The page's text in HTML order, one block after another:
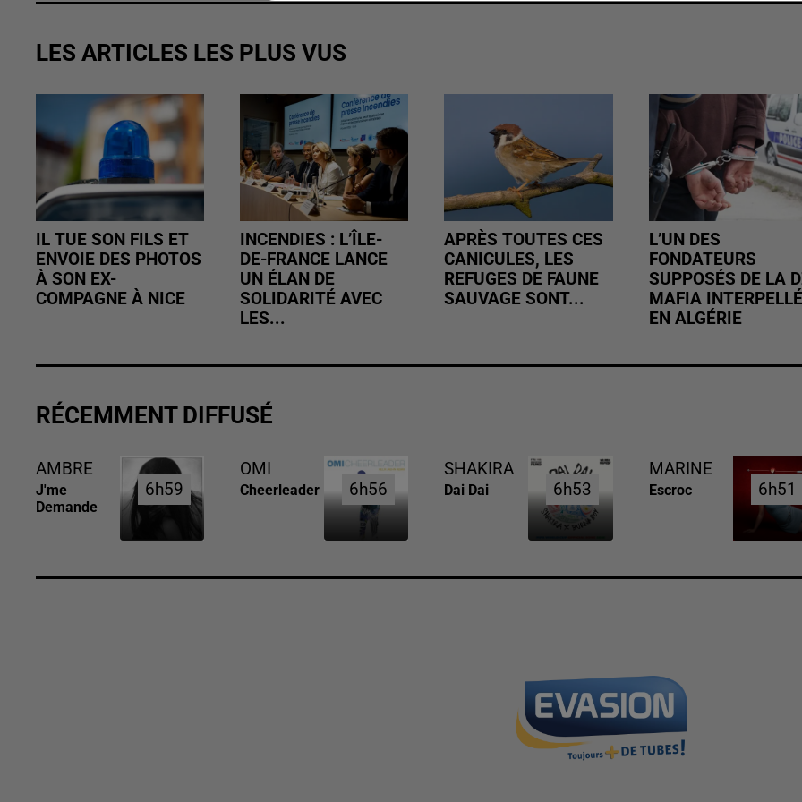
LES ARTICLES LES PLUS VUS
IL TUE SON FILS ET
ENVOIE DES PHOTOS
À SON EX-
COMPAGNE À NICE
INCENDIES : L’ÎLE-
DE-FRANCE LANCE
UN ÉLAN DE
SOLIDARITÉ AVEC
LES...
APRÈS TOUTES CES
CANICULES, LES
REFUGES DE FAUNE
SAUVAGE SONT...
L’UN DES
FONDATEURS
SUPPOSÉS DE LA
MAFIA INTERPELLÉ
EN ALGÉRIE
RÉCEMMENT DIFFUSÉ
AMBRE
J'me
Demande
6h59
6h59
OMI
Cheerleader 6h56
6h56
SHAKIRA
Dai Dai 6h53
6h53
MARINE
Escroc 6h51
6h51